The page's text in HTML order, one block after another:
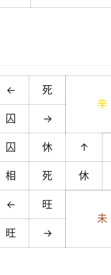
←
死
辛
囚 →
囚 休 ↑
相 死 休
←
旺
未
旺 →